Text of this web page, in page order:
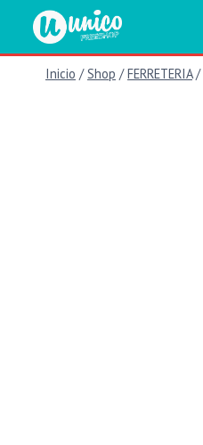
contenido
Inicio / Shop / FERRETERIA /